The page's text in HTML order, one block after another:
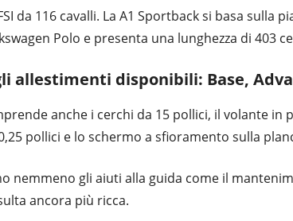
da 116 cavalli. La A1 Sportback si basa sulla
Polo e presenta una lunghezza di 403
allestimenti disponibili: Base,
anche i cerchi da 15 pollici, il volante
pollici e lo schermo a sfioramento sulla
nemmeno gli aiuti alla guida come il
ancora più ricca.